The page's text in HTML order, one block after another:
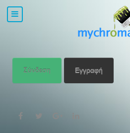
Σύνδεση Εγγραφή